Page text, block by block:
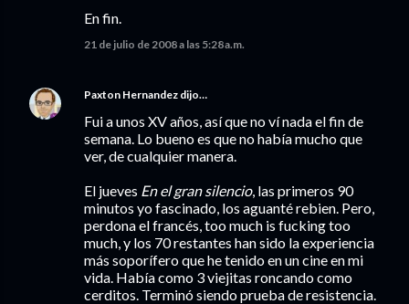
En fin.
21 de julio de 2008 a las 5:28 a.m.
Paxton Hernandez dijo…
Fui a unos XV años, así que no ví nada el fin de
semana. Lo bueno es que no había mucho que
ver, de cualquier manera.
El jueves En el gran silencio, las primeros 90
minutos yo fascinado, los aguanté rebien. Pero,
perdona el francés, too much is fucking too
much, y los 70 restantes han sido la experiencia
más soporífero que he tenido en un cine en mi
vida. Había como 3 viejitas roncando como
cerditos. Terminó siendo prueba de resistencia.